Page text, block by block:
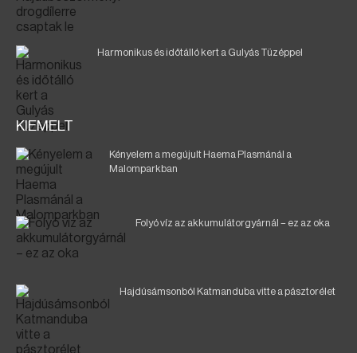
Harmonikus és időtálló kert a Gulyás Tüzéppel
KIEMELT
Kényelem a megújult Haema Plasmánál a
Malomparkban
Folyó víz az akkumulátorgyárnál – ez az oka
Hajdúsámsonból Katmanduba vitte a pásztorélet